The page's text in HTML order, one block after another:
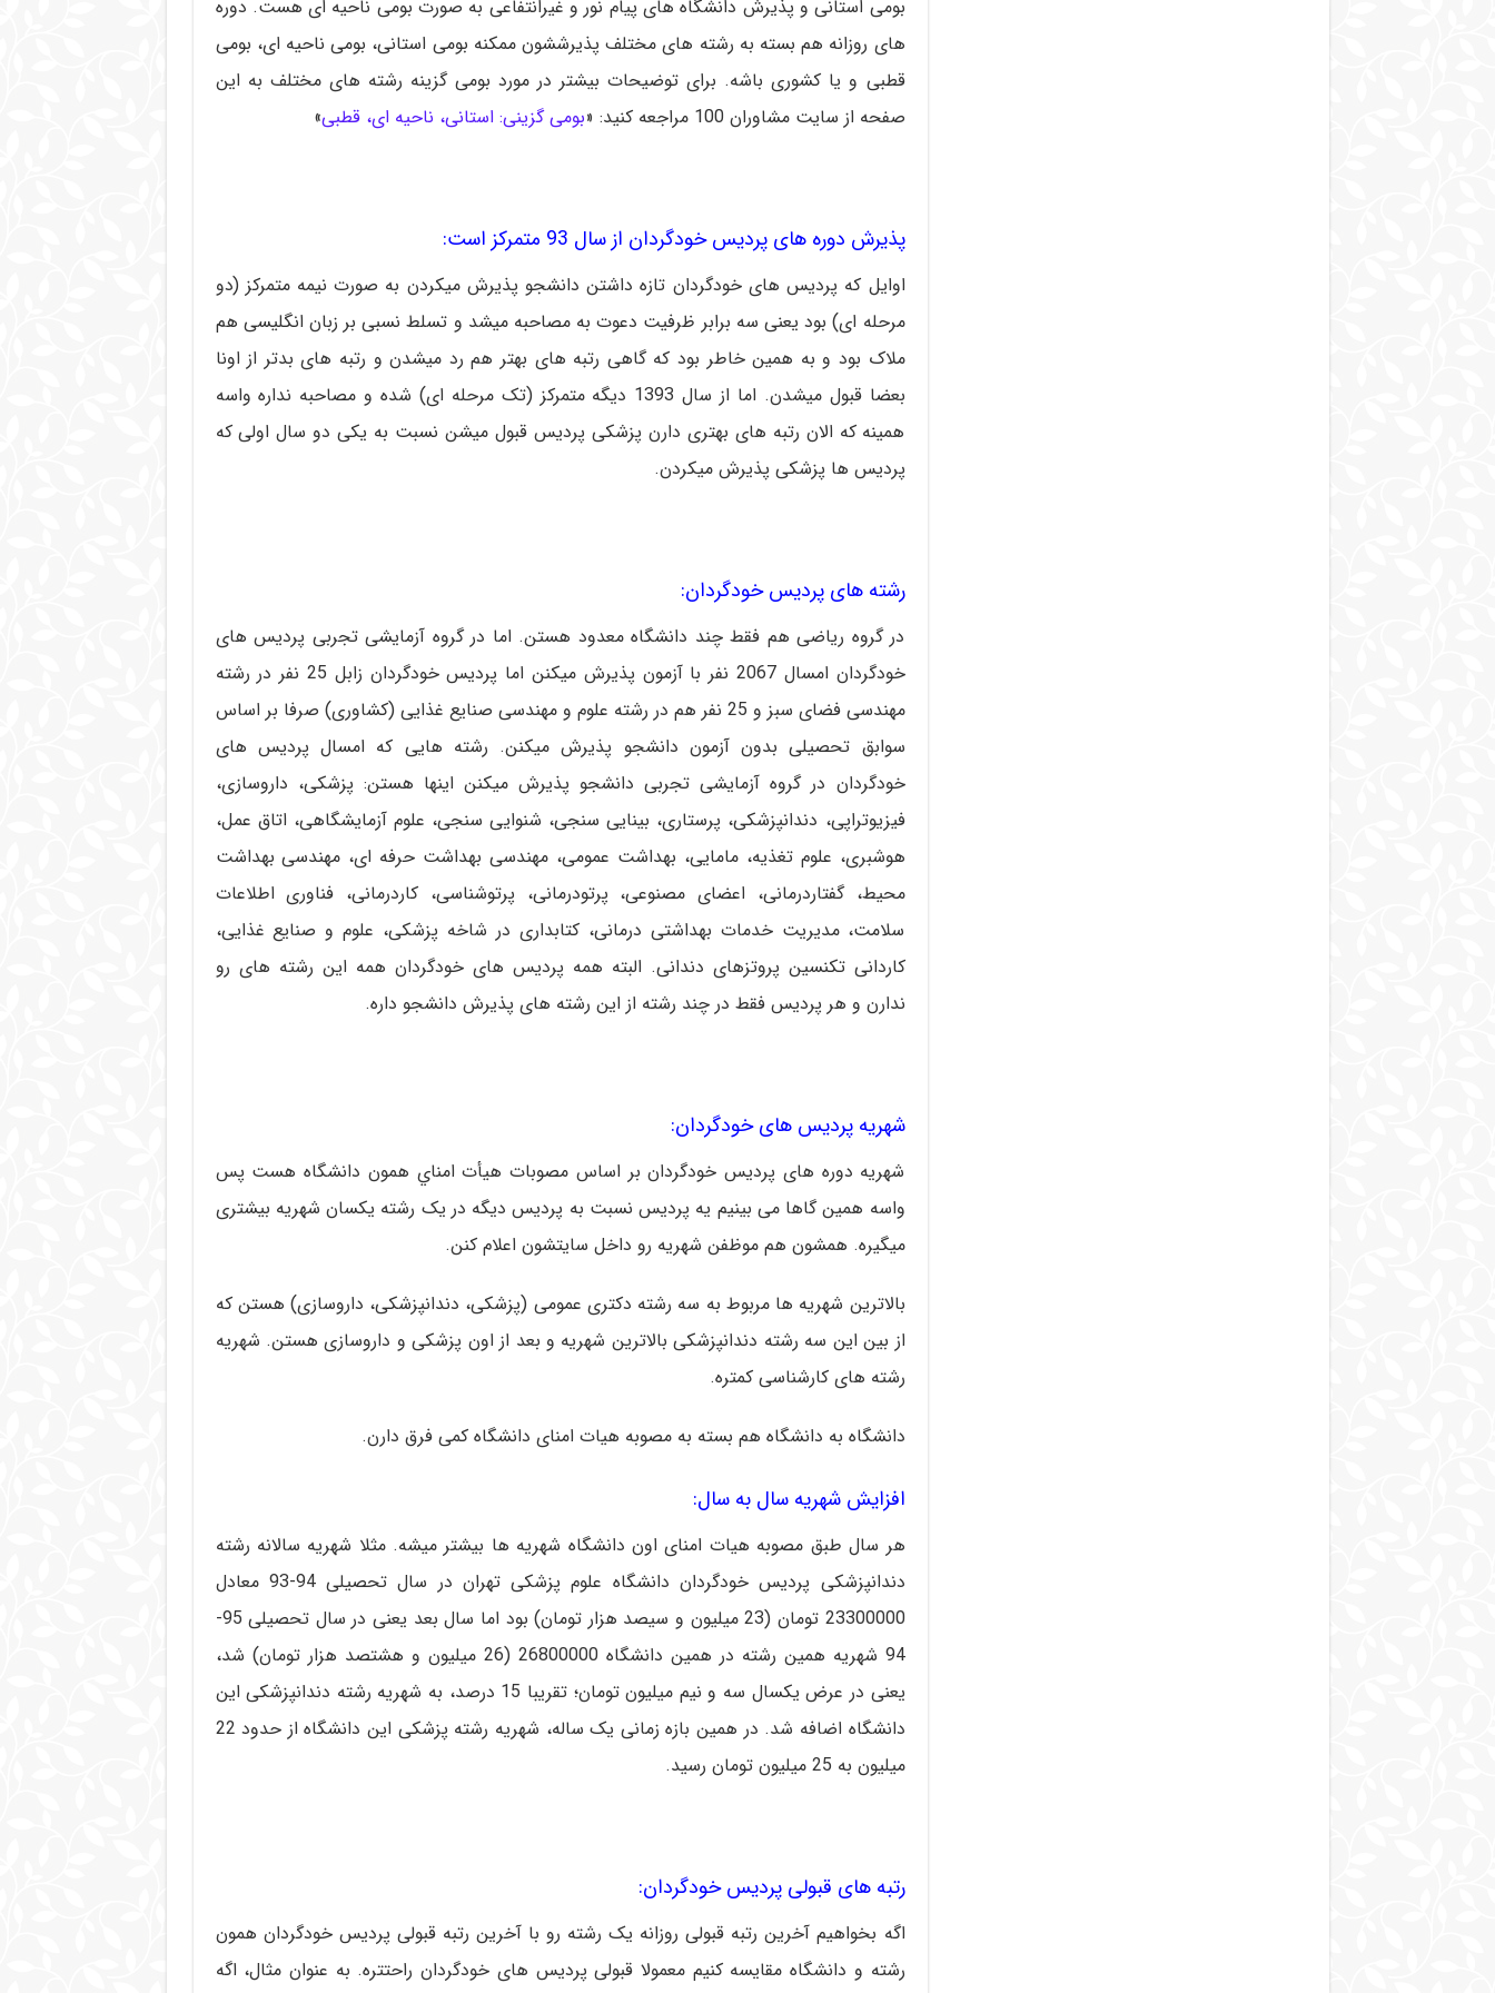
بومی استانی و پذیرش دانشگاه های پیام نور و غیرانتفاعی به صورت بومی ناحیه ای هست. دوره
های روزانه هم بسته به رشته های مختلف پذیرششون ممکنه بومی استانی، بومی ناحیه ای، بومی
قطبی و یا کشوری باشه. برای توضیحات بیشتر در مورد بومی گزینه رشته های مختلف به این
صفحه از سایت مشاوران 100 مراجعه کنید: «
بومی گزینی: استانی، ناحیه ای، قطبی»
پذیرش دوره های پردیس خودگردان از سال 93 متمرکز است:
اوایل که پردیس های خودگردان تازه داشتن دانشجو پذیرش میکردن به صورت نیمه متمرکز (دو
مرحله ای) بود یعنی سه برابر ظرفیت دعوت به مصاحبه میشد و تسلط نسبی بر زبان انگلیسی هم
ملاک بود و به همین خاطر بود که گاهی رتبه های بهتر هم رد میشدن و رتبه های بدتر از اونا
بعضا قبول میشدن. اما از سال 1393 دیگه متمرکز (تک مرحله ای) شده و مصاحبه نداره واسه
همینه که الان رتبه های بهتری دارن پزشکی پردیس قبول میشن نسبت به یکی دو سال اولی که
پردیس ها پزشکی پذیرش میکردن.
رشته های پردیس خودگردان:
در گروه ریاضی هم فقط چند دانشگاه معدود هستن. اما در گروه آزمایشی تجربی پردیس های
خودگردان امسال 2067 نفر با آزمون پذیرش میکنن اما پردیس خودگردان زابل 25 نفر در رشته
مهندسی فضای سبز و 25 نفر هم در رشته علوم و مهندسی صنایع غذایی (کشاوری) صرفا بر اساس
سوابق تحصیلی بدون آزمون دانشجو پذیرش میکنن. رشته هایی که امسال پردیس های
خودگردان در گروه آزمایشی تجربی دانشجو پذیرش میکنن اینها هستن: پزشکی، داروسازی،
فیزیوتراپی، دندانپزشکی، پرستاری، بینایی سنجی، شنوایی سنجی، علوم آزمایشگاهی، اتاق عمل،
هوشبری، علوم تغذیه، مامایی، بهداشت عمومی، مهندسی بهداشت حرفه ای، مهندسی بهداشت
محیط، گفتاردرمانی، اعضای مصنوعی، پرتودرمانی، پرتوشناسی، کاردرمانی، فناوری اطلاعات
سلامت، مدیریت خدمات بهداشتی درمانی، کتابداری در شاخه پزشکی، علوم و صنایع غذایی،
کاردانی تکنسین پروتزهای دندانی. البته همه پردیس های خودگردان همه این رشته های رو
ندارن و هر پردیس فقط در چند رشته از این رشته های پذیرش دانشجو داره.
شهریه پردیس های خودگردان:
شهریه دوره های پردیس خودگردان بر اساس مصوبات هيأت امناي همون دانشگاه هست پس
واسه همین گاها می بینیم یه پردیس نسبت به پردیس دیگه در یک رشته یکسان شهریه بیشتری
میگیره. همشون هم موظفن شهریه رو داخل سایتشون اعلام کنن.
بالاترین شهریه ها مربوط به سه رشته دکتری عمومی (پزشکی، دندانپزشکی، داروسازی) هستن که
از بین این سه رشته دندانپزشکی بالاترین شهریه و بعد از اون پزشکی و داروسازی هستن. شهریه
رشته های کارشناسی کمتره.
دانشگاه به دانشگاه هم بسته به مصوبه هیات امنای دانشگاه کمی فرق دارن.
افزایش شهریه سال به سال:
هر سال طبق مصوبه هیات امنای اون دانشگاه شهریه ها بیشتر میشه. مثلا شهریه سالانه رشته
دندانپزشکی پردیس خودگردان دانشگاه علوم پزشکی تهران در سال تحصیلی 94-93 معادل
23300000 تومان (23 میلیون و سیصد هزار تومان) بود اما سال بعد یعنی در سال تحصیلی 95-
94 شهریه همین رشته در همین دانشگاه 26800000 (26 میلیون و هشتصد هزار تومان) شد،
یعنی در عرض یکسال سه و نیم میلیون تومان؛ تقریبا 15 درصد، به شهریه رشته دندانپزشکی این
دانشگاه اضافه شد. در همین بازه زمانی یک ساله، شهریه رشته پزشکی این دانشگاه از حدود 22
میلیون به 25 میلیون تومان رسید.
رتبه های قبولی پردیس خودگردان:
اگه بخواهیم آخرین رتبه قبولی روزانه یک رشته رو با آخرین رتبه قبولی پردیس خودگردان همون
رشته و دانشگاه مقایسه کنیم معمولا قبولی پردیس های خودگردان راحتتره. به عنوان مثال، اگه